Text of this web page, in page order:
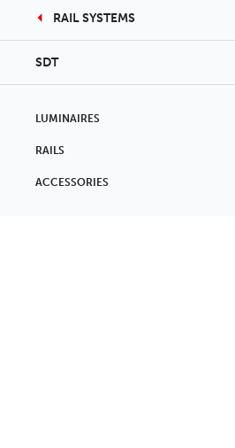
RAIL SYSTEMS
SDT
LUMINAIRES
RAILS
ACCESSORIES